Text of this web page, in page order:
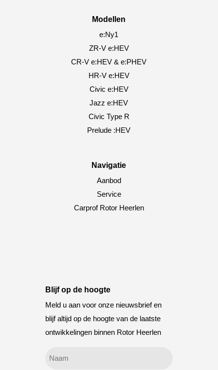
Modellen
e:Ny1
ZR-V e:HEV
CR-V e:HEV & e:PHEV
HR-V e:HEV
Civic e:HEV
Jazz e:HEV
Civic Type R
Prelude :HEV
Navigatie
Aanbod
Service
Carprof Rotor Heerlen
Blijf op de hoogte
Meld u aan voor onze nieuwsbrief en
blijf altijd op de hoogte van de laatste
ontwikkelingen binnen Rotor Heerlen